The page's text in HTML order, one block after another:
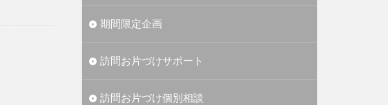
期間限定企画
訪問お片づけサポート
訪問お片づけ個別相談